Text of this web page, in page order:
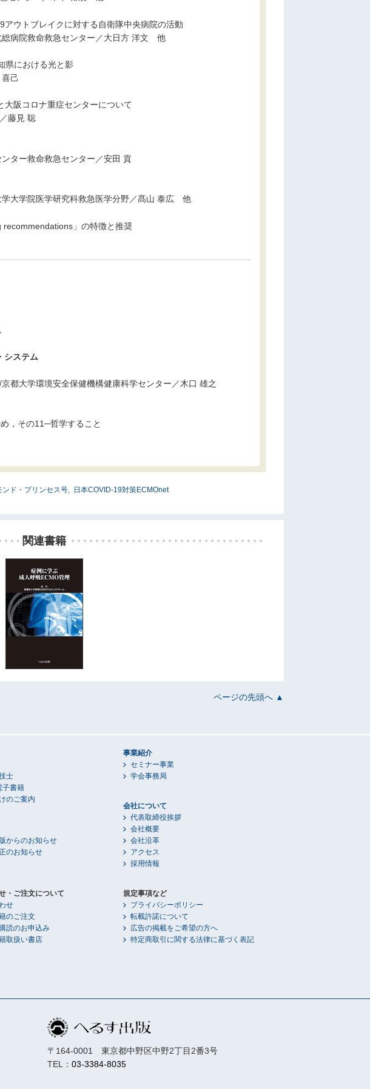
ウトブレイクに対する自衛隊中央病院の活動
総病院救命救急センター／大日方 洋文 他
県における光と影
己
大阪コロナ重症センターについて
藤見 聡
ター救命救急センター／安田 貢
大学院医学研究科救急医学分野／髙山 泰広 他
recommendations」の特徴と推奨
システム
都大学環境安全保健機構健康科学センター／木口 雄之
，その11─哲学すること
ンド・プリンセス号, 日本COVID-19対策ECMOnet
関連書籍
ページの先頭へ ▲
士
子書籍
のご案内
からのお知らせ
のお知らせ
・ご注文について
せ
のご注文
読のお申込み
取扱い書店
事業紹介
セミナー事業
学会事務局
会社について
代表取締役挨拶
会社概要
会社沿革
アクセス
採用情報
規定事項など
プライバシーポリシー
転載許諾について
広告の掲載をご希望の方へ
特定商取引に関する法律に基づく表記
〒164-0001 東京都中野区中野2丁目2番3号
TEL： 03-3384-8035